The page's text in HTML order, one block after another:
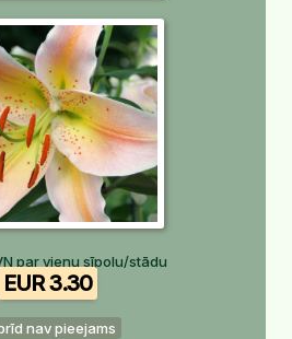
par vienu sīpolu/stādu
EUR 3.30
nav pieejams